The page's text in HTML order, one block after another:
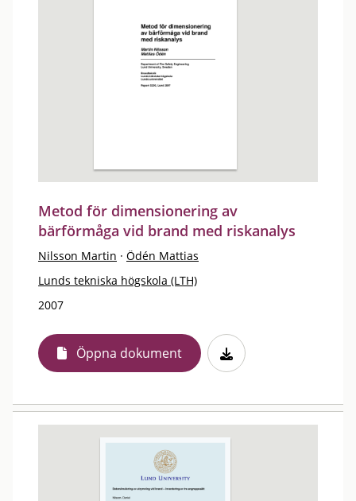
Metod för dimensionering av
bärförmåga vid brand med riskanalys
Nilsson Martin · Ödén Mattias
Lunds tekniska högskola (LTH)
2007
Öppna dokument